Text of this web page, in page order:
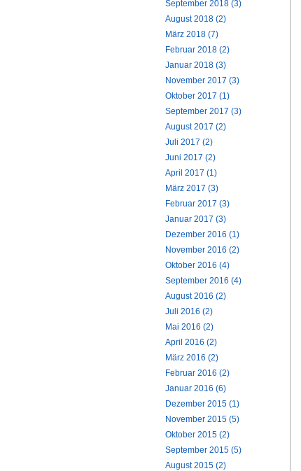
September 2018 (3)
August 2018 (2)
März 2018 (7)
Februar 2018 (2)
Januar 2018 (3)
November 2017 (3)
Oktober 2017 (1)
September 2017 (3)
August 2017 (2)
Juli 2017 (2)
Juni 2017 (2)
April 2017 (1)
März 2017 (3)
Februar 2017 (3)
Januar 2017 (3)
Dezember 2016 (1)
November 2016 (2)
Oktober 2016 (4)
September 2016 (4)
August 2016 (2)
Juli 2016 (2)
Mai 2016 (2)
April 2016 (2)
März 2016 (2)
Februar 2016 (2)
Januar 2016 (6)
Dezember 2015 (1)
November 2015 (5)
Oktober 2015 (2)
September 2015 (5)
August 2015 (2)